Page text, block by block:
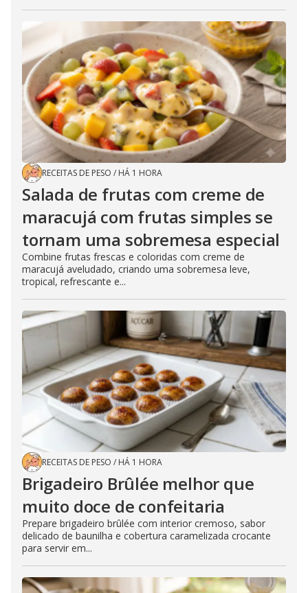
RECEITAS DE PESO / HÁ 1 HORA
Salada de frutas com creme de
maracujá com frutas simples se
tornam uma sobremesa especial
Combine frutas frescas e coloridas com creme de
maracujá aveludado, criando uma sobremesa leve,
tropical, refrescante e...
RECEITAS DE PESO / HÁ 1 HORA
Brigadeiro Brûlée melhor que
muito doce de confeitaria
Prepare brigadeiro brûlée com interior cremoso, sabor
delicado de baunilha e cobertura caramelizada crocante
para servir em...